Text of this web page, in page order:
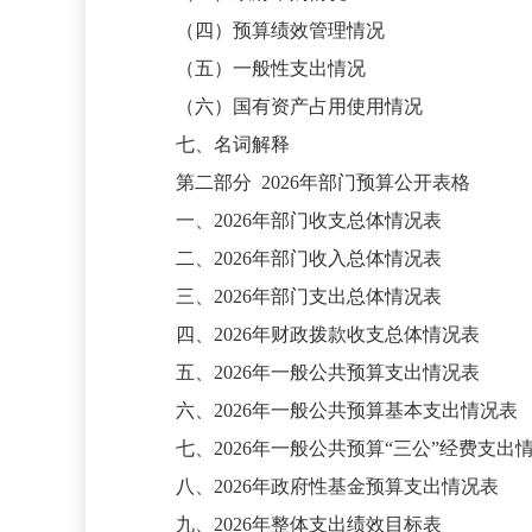
（四）预算绩效管理情况
（五）一般性支出情况
（六）国有资产占用使用情况
七、名词解释
第二部分 2026年部门预算公开表格
一、 2026年部门收支总体情况表
二、 2026年部门收入总体情况表
三、 2026年部门支出总体情况表
四、 2026年财政拨款收支总体情况表
五、 2026年一般公共预算支出情况表
六、 2026年一般公共预算基本支出情况表
七、 2026年一般公共预算“三公”经费支出
八、 2026年政府性基金预算支出情况表
九、 2026年整体支出绩效目标表